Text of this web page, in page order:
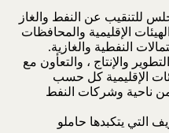
للتنقيب عن النفط والغاز
الإقليمية والمحافظات
النفطية والغازية.
والإنتاج ، والتعأون مع
الإقليمية كل حسب
ناحية وشركات النفط
التي يتكبدها حاملو